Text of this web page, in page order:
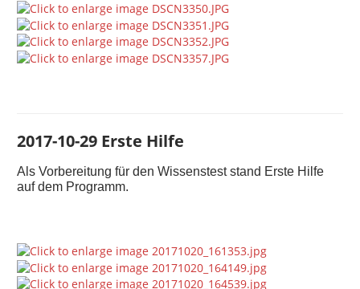
2017-10-29 Erste Hilfe
Als Vorbereitung für den Wissenstest stand Erste Hilfe
auf dem Programm.